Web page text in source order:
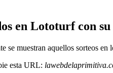
en Lototurf con
se muestran aquellos sorteos en
esta URL: